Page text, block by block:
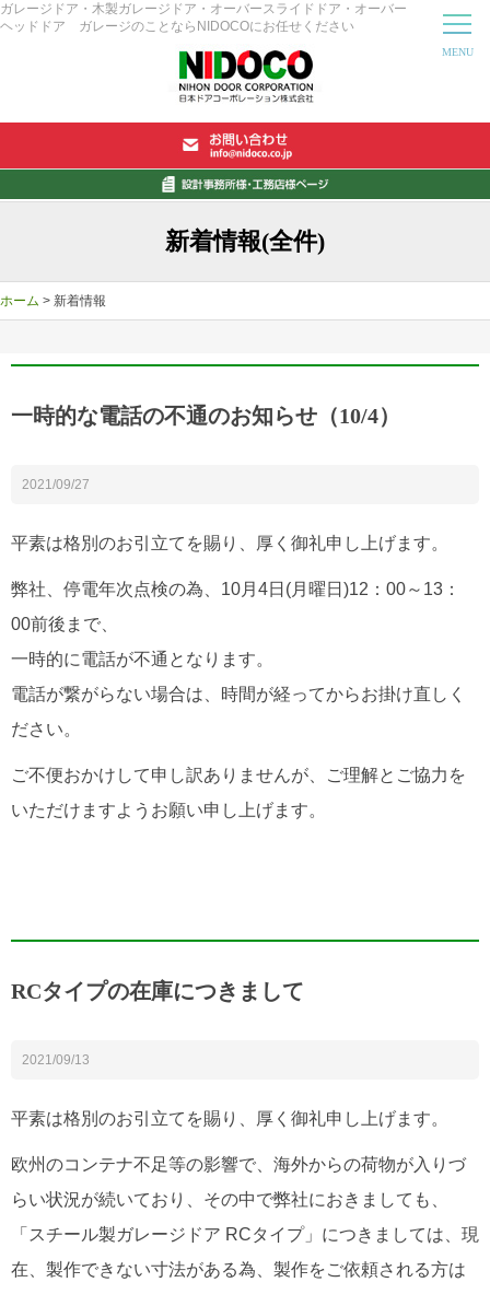
ガレージドア・木製ガレージドア・オーバースライドドア・オーバー
ヘッドドア ガレージのことならNIDOCOにお任せください
新着情報(全件)
ホーム > 新着情報
一時的な電話の不通のお知らせ（10/4）
2021/09/27
平素は格別のお引立てを賜り、厚く御礼申し上げます。
弊社、停電年次点検の為、10月4日(月曜日)12：00～13：
00前後まで、
一時的に電話が不通となります。
電話が繋がらない場合は、時間が経ってからお掛け直しく
ださい。
ご不便おかけして申し訳ありませんが、ご理解とご協力を
いただけますようお願い申し上げます。
RCタイプの在庫につきまして
2021/09/13
平素は格別のお引立てを賜り、厚く御礼申し上げます。
欧州のコンテナ不足等の影響で、海外からの荷物が入りづ
らい状況が続いており、その中で弊社におきましても、
「スチール製ガレージドア RCタイプ」につきましては、現
在、製作できない寸法がある為、製作をご依頼される方は